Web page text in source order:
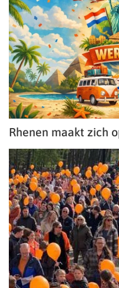
Rhenen maakt zich